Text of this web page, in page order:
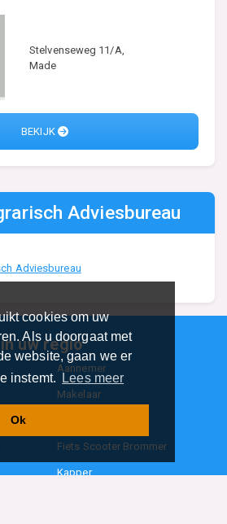
cookies om uw
Als u doorgaat met
website, gaan we er
instemt.
Lees meer
Ok
Stelvenseweg 11/A,
Made
BEKIJK
Adviesbureau
Adviesbureau
uw regio
Aannemer
Makelaar
Fiets Scooter Brommer
Kapper